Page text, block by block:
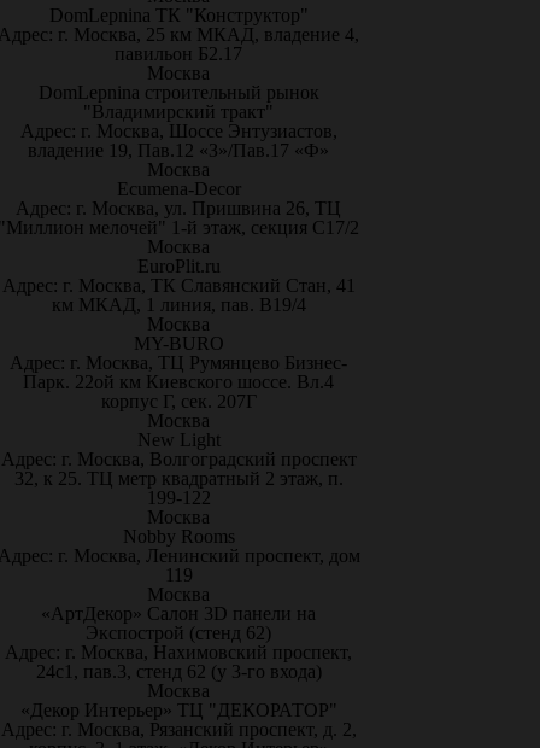
DomLepnina ТК "Конструктор"
г. Москва, 25 км МКАД, владение 4,
павильон Б2.17
Москва
DomLepnina строительный рынок
"Владимирский тракт"
Адрес: г. Москва, Шоссе Энтузиастов,
владение 19, Пав.12 «З»/Пав.17 «Ф»
Москва
Ecumena-Decor
Адрес: г. Москва, ул. Пришвина 26, ТЦ
мелочей" 1-й этаж, секция С17/2
Москва
EuroPlit.ru
Адрес: г. Москва, ТК Славянский Стан, 41
км МКАД, 1 линия, пав. В19/4
Москва
MY-BURO
Адрес: г. Москва, ТЦ Румянцево Бизнес-
Парк. 22ой км Киевского шоссе. Вл.4
корпус Г, сек. 207Г
Москва
New Light
Адрес: г. Москва, Волгоградский проспект
32, к 25. ТЦ метр квадратный 2 этаж, п.
199-122
Москва
Nobby Rooms
г. Москва, Ленинский проспект, дом
119
Москва
«АртДекор» Салон 3D панели на
Экспострой (стенд 62)
Адрес: г. Москва, Нахимовский проспект,
24с1, пав.3, стенд 62 (у 3-го входа)
Москва
«Декор Интерьер» ТЦ "ДЕКОРАТОР"
Адрес: г. Москва, Рязанский проспект, д. 2,